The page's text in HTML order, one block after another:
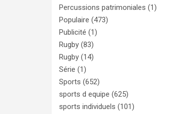
Percussions patrimoniales (1)
Populaire (473)
Publicité (1)
Rugby (83)
Rugby (14)
Série (1)
Sports (652)
sports d equipe (625)
sports individuels (101)